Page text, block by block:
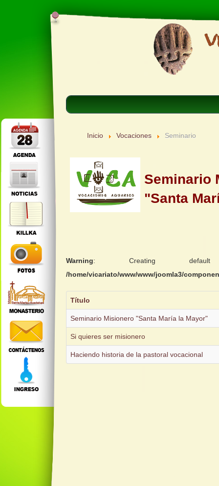
Inicio Vocaciones Seminario
Seminario
"Santa
Warning: Creating
/home/vicariato/www/www/joomla3/
Título
Seminario Misionero "Santa María la Mayor"
Si quieres ser misionero
Haciendo historia de la pastoral vocacional